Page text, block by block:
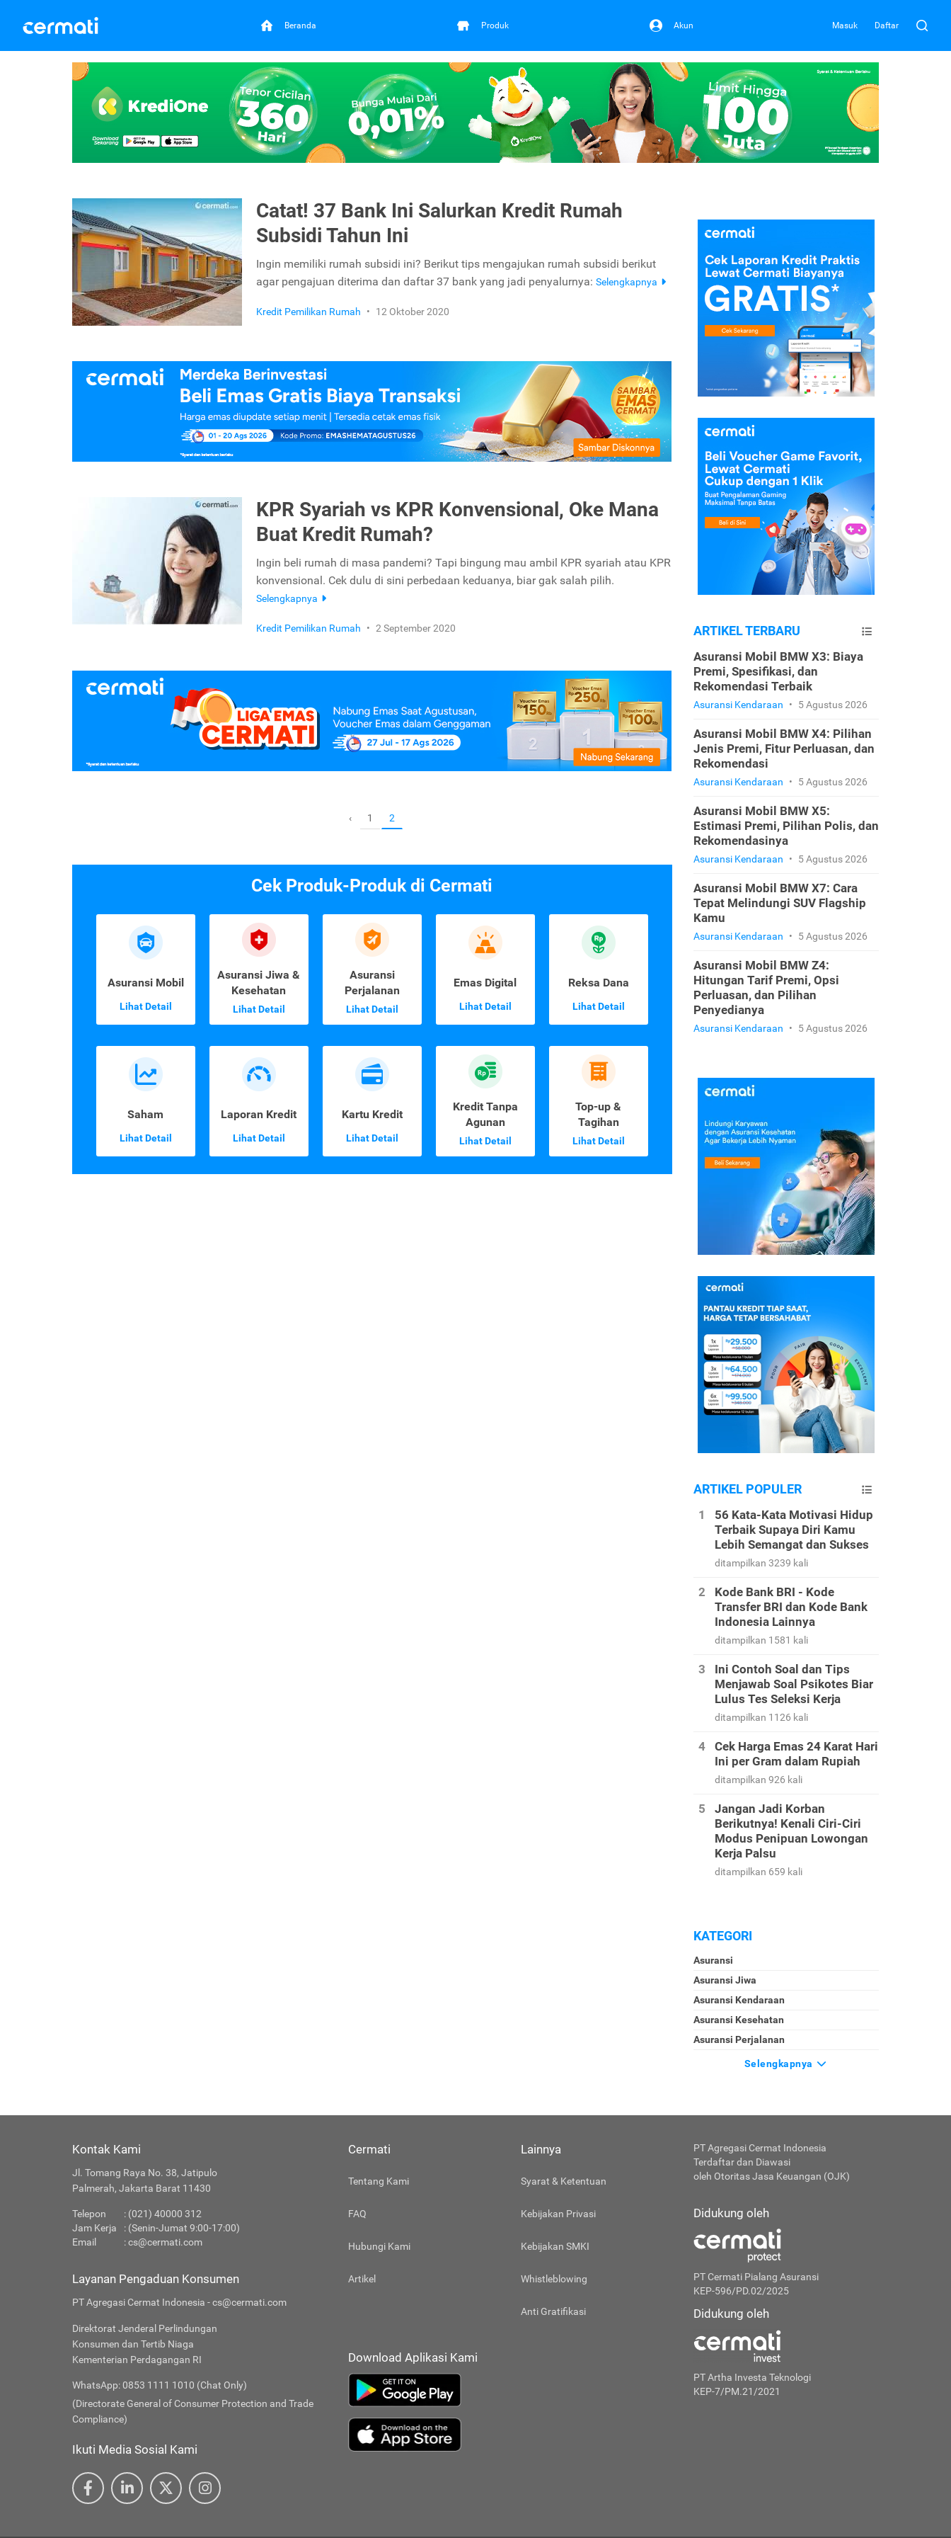
Beranda Produk Akun Masuk Daftar
Catat! 37 Bank Ini Salurkan Kredit Rumah
Subsidi Tahun Ini
Ingin memiliki rumah subsidi ini? Berikut tips mengajukan rumah subsidi berikut
agar pengajuan diterima dan daftar 37 bank yang jadi penyalurnya: Selengkapnya
Kredit Pemilikan Rumah • 12 Oktober 2020
KPR Syariah vs KPR Konvensional, Oke Mana
Buat Kredit Rumah?
Ingin beli rumah di masa pandemi? Tapi bingung mau ambil KPR syariah atau KPR
konvensional. Cek dulu di sini perbedaan keduanya, biar gak salah pilih.
Selengkapnya
Kredit Pemilikan Rumah • 2 September 2020
‹ 1 2
Cek Produk-Produk di Cermati
Asuransi Mobil
Lihat Detail
Asuransi Jiwa &
Kesehatan
Lihat Detail
Asuransi
Perjalanan
Lihat Detail
Emas Digital
Lihat Detail
Reksa Dana
Lihat Detail
Saham
Lihat Detail
Laporan Kredit
Lihat Detail
Kartu Kredit
Lihat Detail
Kredit Tanpa
Agunan
Lihat Detail
Top-up &
Tagihan
Lihat Detail
ARTIKEL TERBARU
Asuransi Mobil BMW X3: Biaya
Premi, Spesifikasi, dan
Rekomendasi Terbaik
Asuransi Kendaraan • 5 Agustus 2026
Asuransi Mobil BMW X4: Pilihan
Jenis Premi, Fitur Perluasan, dan
Rekomendasi
Asuransi Kendaraan • 5 Agustus 2026
Asuransi Mobil BMW X5:
Estimasi Premi, Pilihan Polis, dan
Rekomendasinya
Asuransi Kendaraan • 5 Agustus 2026
Asuransi Mobil BMW X7: Cara
Tepat Melindungi SUV Flagship
Kamu
Asuransi Kendaraan • 5 Agustus 2026
Asuransi Mobil BMW Z4:
Hitungan Tarif Premi, Opsi
Perluasan, dan Pilihan
Penyedianya
Asuransi Kendaraan • 5 Agustus 2026
ARTIKEL POPULER
56 Kata-Kata Motivasi Hidup
Terbaik Supaya Diri Kamu
Lebih Semangat dan Sukses
ditampilkan 3239 kali
Kode Bank BRI - Kode
Transfer BRI dan Kode Bank
Indonesia Lainnya
ditampilkan 1581 kali
Ini Contoh Soal dan Tips
Menjawab Soal Psikotes Biar
Lulus Tes Seleksi Kerja
ditampilkan 1126 kali
Cek Harga Emas 24 Karat Hari
Ini per Gram dalam Rupiah
ditampilkan 926 kali
Jangan Jadi Korban
Berikutnya! Kenali Ciri-Ciri
Modus Penipuan Lowongan
Kerja Palsu
ditampilkan 659 kali
KATEGORI
Asuransi
Asuransi Jiwa
Asuransi Kendaraan
Asuransi Kesehatan
Asuransi Perjalanan
Selengkapnya
Kontak Kami
Jl. Tomang Raya No. 38, Jatipulo
Palmerah, Jakarta Barat 11430
Telepon
: (021) 40000 312
Jam Kerja
: (Senin-Jumat 9:00-17:00)
Email
:cs@cermati.com
Layanan Pengaduan Konsumen
PT Agregasi Cermat Indonesia - cs@cermati.com
Direktorat Jenderal Perlindungan
Konsumen dan Tertib Niaga
Kementerian Perdagangan RI
WhatsApp: 0853 1111 1010 (Chat Only)
(Directorate General of Consumer Protection and Trade
Compliance)
Ikuti Media Sosial Kami
Cermati
Tentang Kami
FAQ
Hubungi Kami
Artikel
Lainnya
Syarat & Ketentuan
Kebijakan Privasi
Kebijakan SMKI
Whistleblowing
Anti Gratifikasi
Download Aplikasi Kami
PT Agregasi Cermat Indonesia
Terdaftar dan Diawasi
oleh Otoritas Jasa Keuangan (OJK)
Didukung oleh
PT Cermati Pialang Asuransi
KEP-596/PD.02/2025
Didukung oleh
PT Artha Investa Teknologi
KEP-7/PM.21/2021